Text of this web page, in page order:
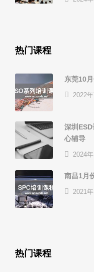
热门课程
东莞10
2022
深圳
心辅导
2024
南昌1月
2021
热门课程